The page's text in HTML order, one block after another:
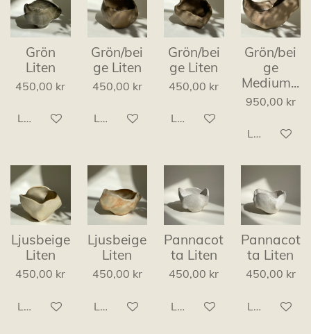
Grön
Liten
450,00 kr
Lägg till i varukorg
Grön/bei
ge Liten
450,00 kr
Lägg till i varukorg
Grön/bei
ge Liten
450,00 kr
Lägg till i varukorg
Grön/bei
ge
Medium...
950,00 kr
Lägg till i
Ljusbeige
Liten
450,00 kr
Lägg till i varukorg
Ljusbeige
Liten
450,00 kr
Lägg till i varukorg
Pannacot
ta Liten
450,00 kr
Lägg till i varukorg
Pannacot
ta Liten
450,00 kr
Lägg till i